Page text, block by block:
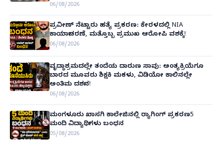
06/08/2026
ಪ್ರವೀಣ್ ನೆಟ್ಟಾರು ಹತ್ಯೆ ಪ್ರಕರಣ: ಕೇರಳದಲ್ಲಿ NIA
ಕಾರ್ಯಾಚರಣೆ, ಮತ್ತೊಬ್ಬ ಪ್ರಮುಖ ಆರೋಪಿ ವಶಕ್ಕೆ!
06/08/2026
ವೃದ್ಧಾಶ್ರಮದಲ್ಲೇ ತಂದೆಯ ದಾರುಣ ಸಾವು: ಅಂತ್ಯಕ್ರಿಯೆಗೂ
ಬಾರದ ಮೂವರು ಶಿಕ್ಷಕಿ ಮಕಳು, ವಿಡಿಯೋ ಕಾಲಿನಲ್ಲೇ
ಅಂತಿಮ ದರ್ಶನ!
06/08/2026
ಮಂಗಳೂರು ಖಾಸಗಿ ಕಾಲೇಜಿನಲ್ಲಿ ರ‌್ಯಾಗಿಂಗ್ ಪ್ರಕರಣ5
ಮಂದಿ ವಿದ್ಯಾರ್ಥಿಗಳು ಬಂಧನ
05/08/2026